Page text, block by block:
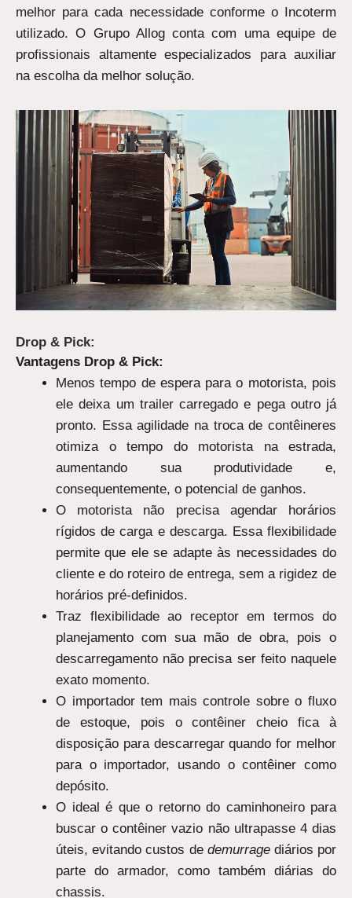
melhor para cada necessidade conforme o Incoterm
utilizado. O Grupo Allog conta com uma equipe de
profissionais altamente especializados para auxiliar
na escolha da melhor solução.
Drop & Pick:
Vantagens Drop & Pick:
Menos tempo de espera para o motorista, pois
ele deixa um trailer carregado e pega outro já
pronto. Essa agilidade na troca de contêineres
otimiza o tempo do motorista na estrada,
aumentando sua produtividade e,
consequentemente, o potencial de ganhos.
O motorista não precisa agendar horários
rígidos de carga e descarga. Essa flexibilidade
permite que ele se adapte às necessidades do
cliente e do roteiro de entrega, sem a rigidez de
horários pré-definidos.
Traz flexibilidade ao receptor em termos do
planejamento com sua mão de obra, pois o
descarregamento não precisa ser feito naquele
exato momento.
O importador tem mais controle sobre o fluxo
de estoque, pois o contêiner cheio fica à
disposição para descarregar quando for melhor
para o importador, usando o contêiner como
depósito.
O ideal é que o retorno do caminhoneiro para
buscar o contêiner vazio não ultrapasse 4 dias
úteis, evitando custos de demurragediários por
parte do armador, como também diárias do
chassis.